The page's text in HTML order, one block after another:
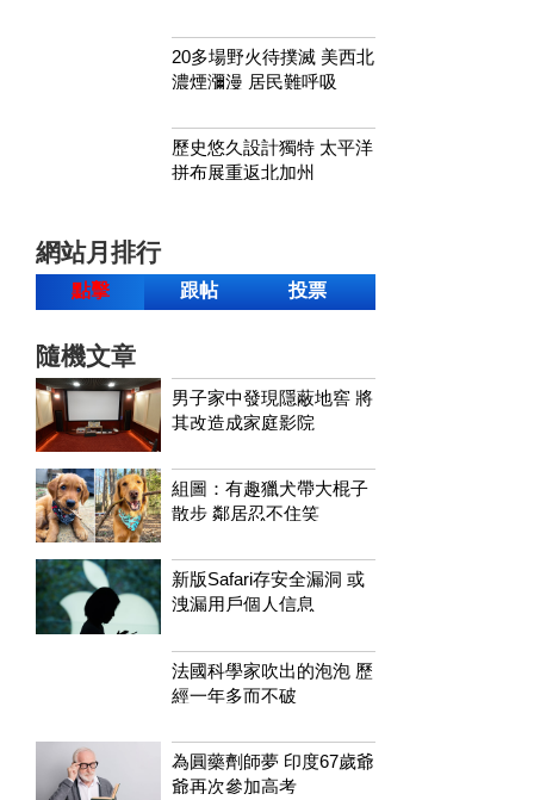
20多場野火待撲滅 美西北
濃煙瀰漫 居民難呼吸
歷史悠久設計獨特 太平洋
拼布展重返北加州
網站月排行
點擊 跟帖 投票
隨機文章
男子家中發現隱蔽地窖 將
其改造成家庭影院
組圖：有趣獵犬帶大棍子
散步 鄰居忍不住笑
新版Safari存安全漏洞 或
洩漏用戶個人信息
法國科學家吹出的泡泡 歷
經一年多而不破
為圓藥劑師夢 印度67歲爺
爺再次參加高考